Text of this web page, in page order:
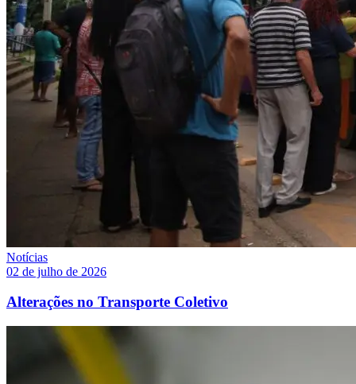
Notícias
02 de julho de 2026
Alterações no Transporte Coletivo